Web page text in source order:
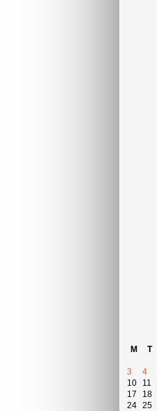
M
T
3
4
10
11
17
18
24 25